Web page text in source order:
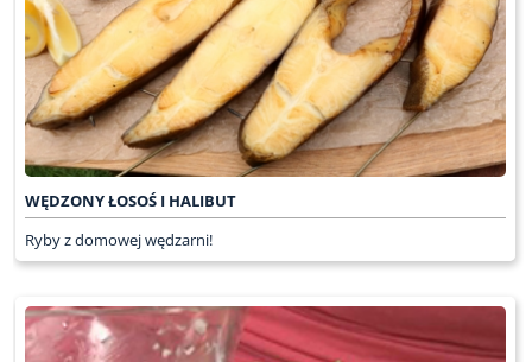
WĘDZONY ŁOSOŚ I HALIBUT
Ryby z domowej wędzarni!